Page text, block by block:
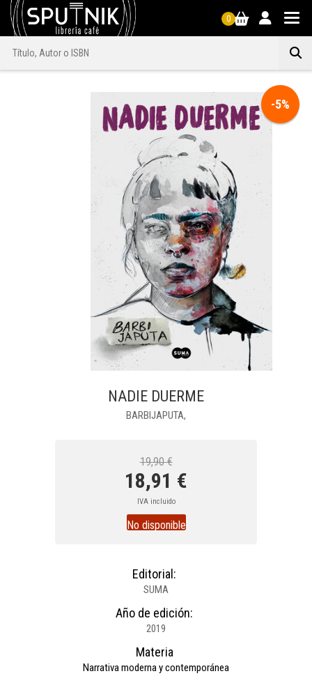
0
-5%
NADIE DUERME
BARBIJAPUTA,
19,90 €
18,91 €
IVA incluido
No disponible
Editorial:
SUMA
Año de edición:
2019
Materia
Narrativa moderna y contemporánea